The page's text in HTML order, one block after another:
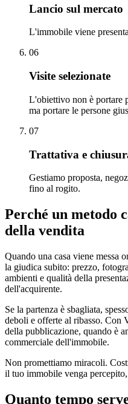
Lancio sul mercato
L'immobile viene
06
Visite selezionate
L'obiettivo non è portare
ma portare le persone
07
Trattativa e
Gestiamo proposta,
fino al rogito.
Perché un metodo
della vendita
Quando una casa viene messa
la giudica subito: prezzo,
ambienti e qualità della
dell'acquirente.
Se la partenza è sbagliata,
deboli e offerte al ribasso. Con
della pubblicazione, quando è
commerciale dell'immobile.
Non promettiamo miracoli.
il tuo immobile venga
Quanto tempo